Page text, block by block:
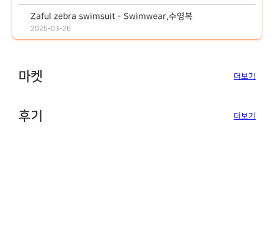
Zaful zebra swimsuit - Swimwear,수영복
2025-03-26
마켓 더보기
후기 더보기